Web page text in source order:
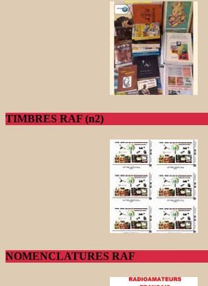
TIMBRES RAF (n2)
NOMENCLATURES RAF